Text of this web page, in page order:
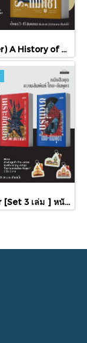
(Pre-order) A History of Cambodia ประวัติศาสตร์กัมพูชา (ฉบับปรับปรุงใหม่) / David Chandler / มติชน
Pre-order [Set 3 เล่ม ] หนังสือชุดความสัมพันธ์ "ไทย-กัมพูชา" / มติชน